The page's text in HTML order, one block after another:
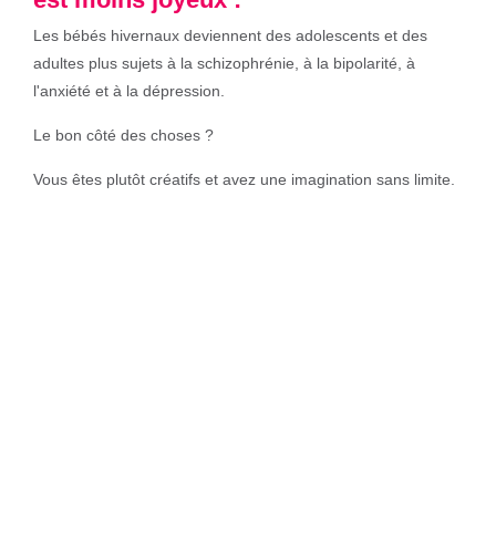
Les bébés hivernaux deviennent des adolescents et des
adultes plus sujets à la schizophrénie, à la bipolarité, à
l'anxiété et à la dépression.
Le bon côté des choses ?
Vous êtes plutôt créatifs et avez une imagination sans limite.